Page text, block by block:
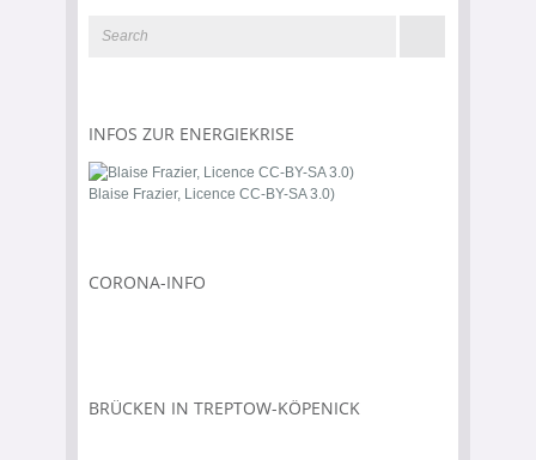
INFOS ZUR ENERGIEKRISE
Blaise Frazier, Licence CC-BY-SA 3.0)
CORONA-INFO
BRÜCKEN IN TREPTOW-KÖPENICK